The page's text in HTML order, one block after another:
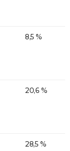
8,5 %
20,6 %
28,5 %